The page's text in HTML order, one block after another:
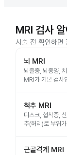
MRI 검사
시술 전 확인하면
뇌 MRI
뇌졸중, 뇌종양,
MRI가 기본 검사
척추 MRI
디스크, 협착증,
추(허리)로 부위
근골격계 MRI